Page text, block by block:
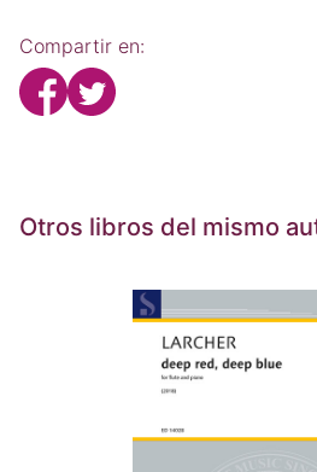
Compartir en:
Otros libros del mismo